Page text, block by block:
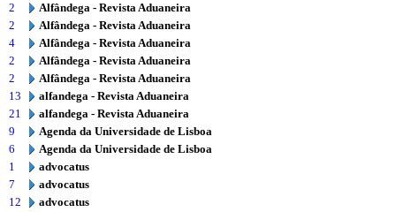
2
Alfândega - Revista Aduaneira
2
Alfândega - Revista Aduaneira
4
Alfândega - Revista Aduaneira
2
Alfândega - Revista Aduaneira
2
Alfândega - Revista Aduaneira
13
alfandega - Revista Aduaneira
21
alfandega - Revista Aduaneira
9
Agenda da Universidade de Lisboa
6
Agenda da Universidade de Lisboa
1
advocatus
7
advocatus
12
advocatus